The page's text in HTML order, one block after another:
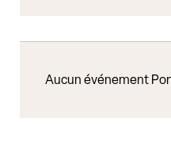
Aucun événement